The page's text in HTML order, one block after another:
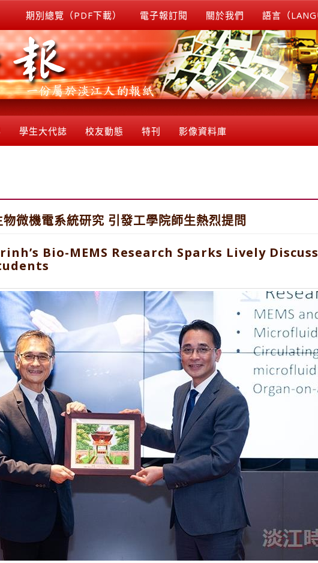
期別總覽（PDF下載） 電子報訂閱 關於我們 語言（
學生大代誌 校友動態 特刊 影像資料庫
微機電系統研究 引發工學院師生熱烈提問
Bio-MEMS Research Sparks Lively